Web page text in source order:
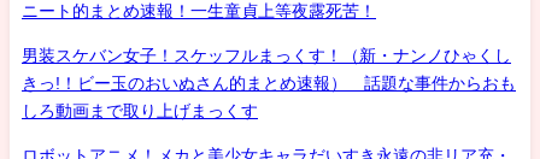
ニート的まとめ速報！一生童貞上等夜露死苦！
男装スケバン女子！スケッフルまっくす！（新・ナンノひゃくし
きっ!！ビー玉のおいぬさん的まとめ速報） 話題な事件からおも
しろ動画まで取り上げまっくす